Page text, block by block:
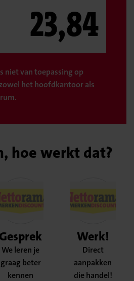
23,84
niet van toepassing op
het hoofdkantoor als
hoe werkt dat?
Gesprek
We leren je
graag beter
kennen
Werk!
Direct
aanpakken
die handel!